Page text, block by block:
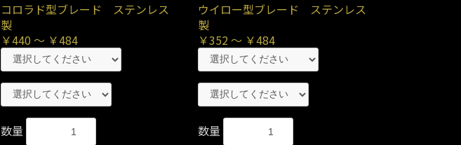
コロラド型ブレード ステンレス
製
￥440 ～ ￥484
数量
ウイロー型ブレード ステンレス
製
￥352 ～ ￥484
数量